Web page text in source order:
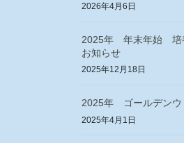
2026年4月6日
2025年 年末年始 培
お知らせ
2025年12月18日
2025年 ゴールデン
2025年4月1日